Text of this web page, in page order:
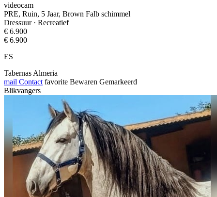
videocam
PRE, Ruin, 5 Jaar, Brown Falb schimmel
Dressuur · Recreatief
€ 6.900
€ 6.900
ES
Tabernas Almeria
mail Contact favorite Bewaren Gemarkeerd
Blikvangers